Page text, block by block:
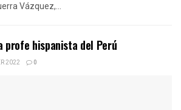
Vázquez,...
profe hispanista del Perú
2022 0